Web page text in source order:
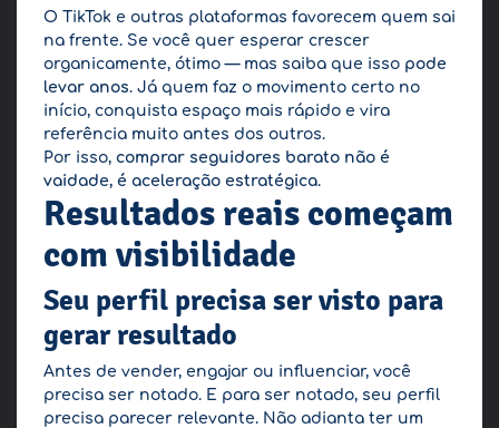
O TikTok e outras plataformas favorecem quem sai
na frente. Se você quer esperar crescer
organicamente, ótimo — mas saiba que isso pode
levar anos. Já quem faz o movimento certo no
início, conquista espaço mais rápido e vira
referência muito antes dos outros.
Por isso, comprar seguidores barato não é
vaidade, é aceleração estratégica.
Resultados reais começam
com visibilidade
Seu perfil precisa ser visto para
gerar resultado
Antes de vender, engajar ou influenciar, você
precisa ser notado. E para ser notado, seu perfil
precisa parecer relevante. Não adianta ter um